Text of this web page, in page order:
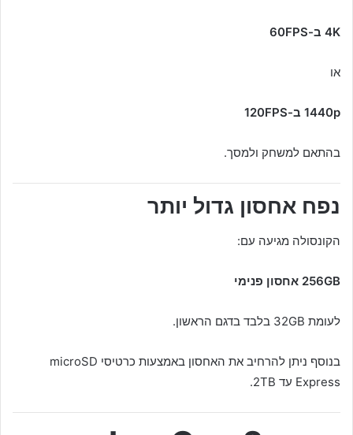
4K ב-60FPS
או
1440p ב-120FPS
בהתאם למשחק ולמסך.
נפח אחסון גדול יותר
הקונסולה מגיעה עם:
256GB אחסון פנימי
לעומת 32GB בלבד בדגם הראשון.
בנוסף ניתן להרחיב את האחסון באמצעות כרטיסי microSD
Express עד 2TB.